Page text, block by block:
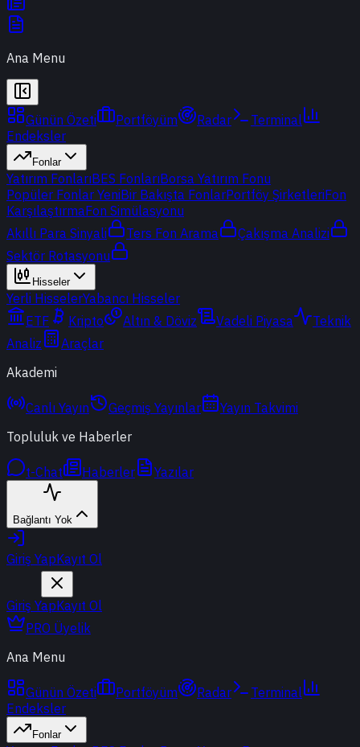
Ana Menu
Günün Özeti Portföyüm Radar
Terminal
Endeksler
Fonlar
Yatırım FonlarıBES FonlarıBorsa Yatırım Fonu
Popüler Fonlar YeniBir Bakışta FonlarPortföy ŞirketleriFon
KarşılaştırmaFon Simülasyonu
Akıllı Para Sinyali
Ters Fon Arama
Çakışma Analizi
Sektör Rotasyonu
Hisseler
Yerli HisselerYabancı Hisseler
ETF
Kripto Altın & Döviz Vadeli Piyasa
Teknik
Analiz
Araçlar
Akademi
Canlı Yayın Geçmiş Yayınlar
Yayın Takvimi
Topluluk ve Haberler
t-Chat Haberler Yazılar
Bağlantı Yok
Giriş YapKayıt Ol
Giriş YapKayıt Ol
PRO Üyelik
Ana Menu
Günün Özeti Portföyüm Radar
Terminal
Endeksler
Fonlar